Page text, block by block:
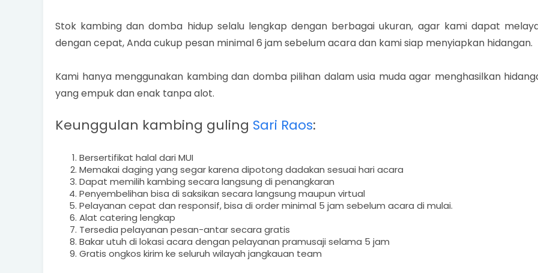
Stok kambing dan domba hidup selalu lengkap dengan berbagai ukuran, agar kami dapat
dengan cepat, Anda cukup pesan minimal 6 jam sebelum acara dan kami siap menyiapkan hidangan.
Kami hanya menggunakan kambing dan domba pilihan dalam usia muda agar menghasilkan
yang empuk dan enak tanpa alot.
Keunggulan kambing guling Sari Raos:
Bersertifikat halal dari MUI
Memakai daging yang segar karena dipotong dadakan sesuai hari acara
Dapat memilih kambing secara langsung di penangkaran
Penyembelihan bisa di saksikan secara langsung maupun virtual
Pelayanan cepat dan responsif, bisa di order minimal 5 jam sebelum acara di mulai.
Alat catering lengkap
Tersedia pelayanan pesan-antar secara gratis
Bakar utuh di lokasi acara dengan pelayanan pramusaji selama 5 jam
Gratis ongkos kirim ke seluruh wilayah jangkauan team